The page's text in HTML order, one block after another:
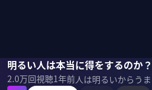
明るい人は本当に得をするのか？
2.0万回視聴1年前
和田秀樹野嶋紗己子